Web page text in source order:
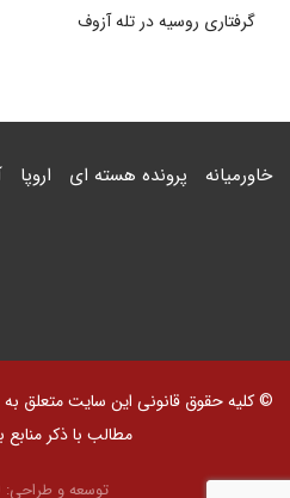
گرفتاری روسیه در تله آزوف
خاورمیانه پرونده هسته ای اروپا
© کلیه حقوق قانونی این سایت متعلق به
مطالب با ذکر منابع
توسعه و طراحی: